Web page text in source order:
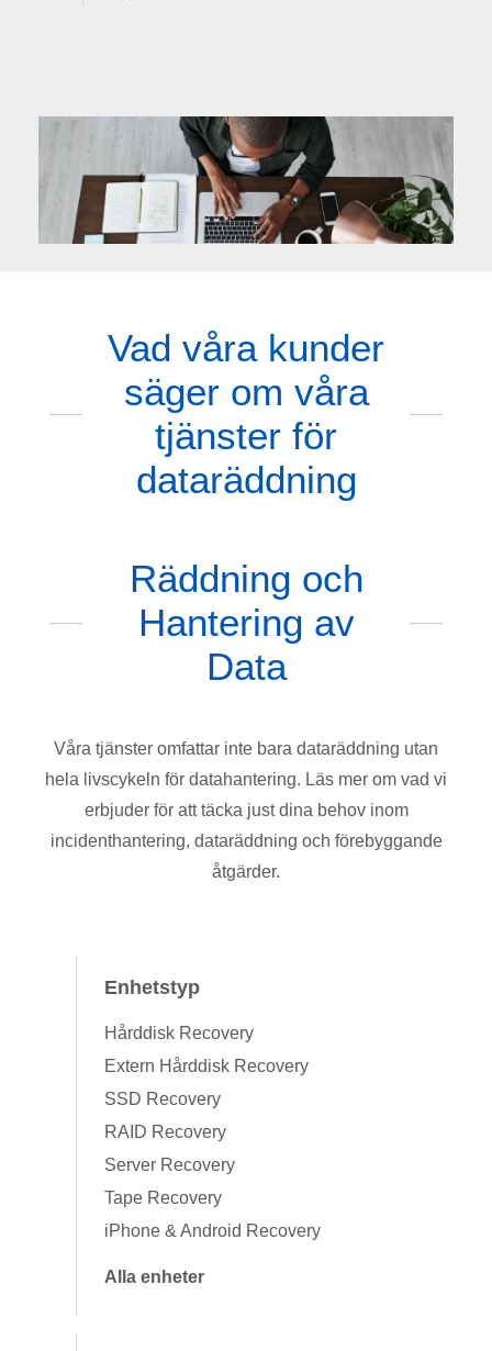
Vad våra kunder
säger om våra
tjänster för
dataräddning
Räddning och
Hantering av
Data
Våra tjänster omfattar inte bara dataräddning utan
hela livscykeln för datahantering. Läs mer om vad vi
erbjuderför att täcka just dina behov inom
incidenthantering, dataräddning och förebyggande
åtgärder.
Enhetstyp
Hårddisk Recovery
Extern Hårddisk Recovery
SSD Recovery
RAID Recovery
Server Recovery
Tape Recovery
iPhone & Android Recovery
Alla enheter